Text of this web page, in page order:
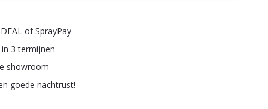
of SprayPay
3 termijnen
showroom
goede nachtrust!